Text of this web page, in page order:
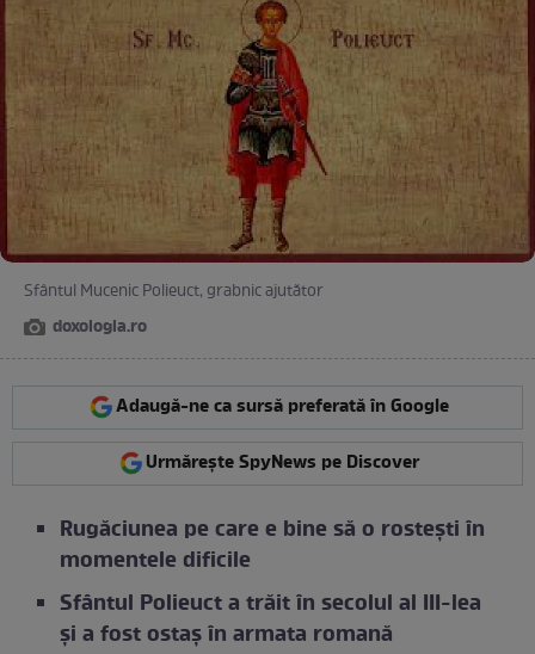
Sfântul Mucenic Polieuct, grabnic ajutător
doxologia.ro
Adaugă-ne ca sursă preferată în Google
Urmărește SpyNews pe Discover
Rugăciunea pe care e bine să o rostești în
momentele dificile
Sfântul Polieuct a trăit în secolul al III-lea
şi a fost ostaș în armata romană